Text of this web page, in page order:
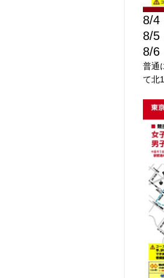
8/4
8/5
8/6
普通
て北